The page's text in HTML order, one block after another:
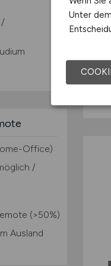
/
Office)
/
(>50%)
Ausland
Unter